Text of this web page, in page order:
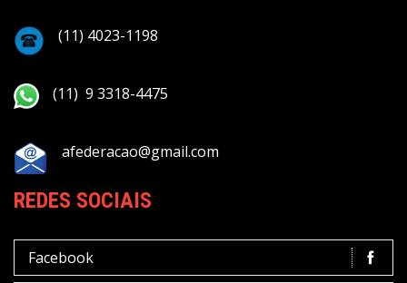
(11) 4023-1198
(11) 9 3318-4475
afederacao@gmail.com
REDES SOCIAIS
Facebook